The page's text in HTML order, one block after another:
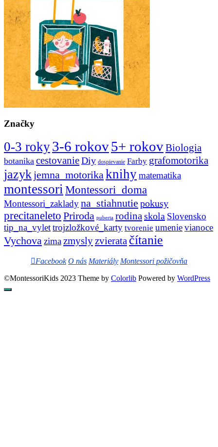
Značky
0-3 roky3-6 rokov5+ rokovBiologia
botanika cestovanieDiy dospievanie Farby grafomotorika
jazykjemna_motorikaknihymatematika
montessoriMontessori_doma
Montessori_zakladyna_stiahnutie pokusy
precitaneleto Priroda puberta rodinaskola Slovensko
tip_na_vylettrojzložkové_karty tvorenie umenievianoce
Vychovazima zmysly zvierata čítanie
Facebook O nás Materiály Montessori požičovňa
©MontessoriKids 2023 Theme by Colorlib Powered by WordPress